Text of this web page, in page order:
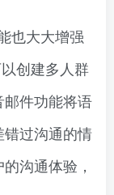
也大大增强
创建多人群
件功能将语
过沟通的情
沟通体验，